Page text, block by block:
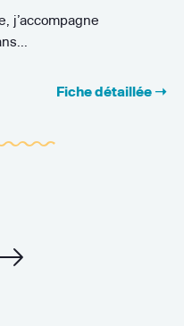
j’accompagne
Fiche détaillée ➝